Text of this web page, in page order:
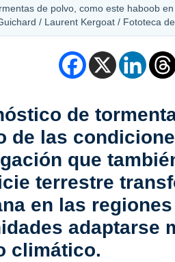
de polvo, como este haboob
/ Laurent Kergoat / Fototeca
de
de las
que
terrestre
en las
adaptarse
climático.